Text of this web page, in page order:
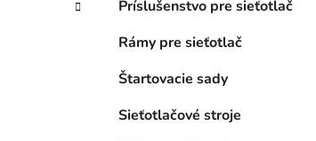
n
Príslušenstvo pre sieťotlač
Rámy pre sieťotlač
Štartovacie sady
Sieťotlačové stroje